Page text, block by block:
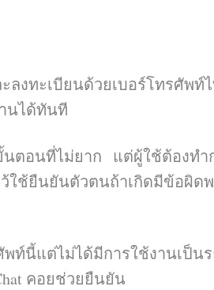
ทะเบียนด้วยเบอร์โทรศัพท์ไ
นได้ทันที
ตอนที่ไม่ยาก แต่ผู้ใช้ต้องทำ
ว้ใช้ยืนยันตัวตนถ้าเกิดมีข้อผิ
ท์นี้แต่ไม่ได้มีการใช้งานเป็น
คอยช่วยยืนยัน